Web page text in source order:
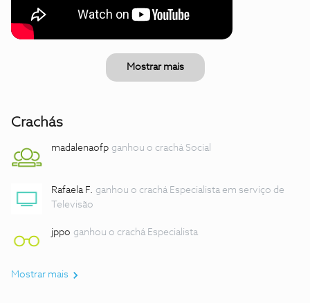
Mostrar mais
Crachás
madalenaofp ganhou o crachá Social
Rafaela F. ganhou o crachá Especialista em serviço de
Televisão
jppo ganhou o crachá Especialista
Mostrar mais